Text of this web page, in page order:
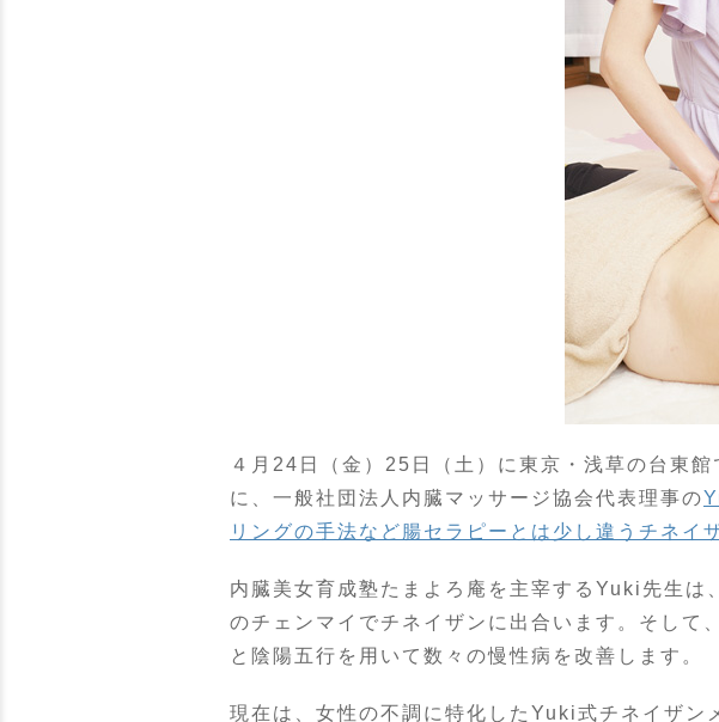
４月24日（金）25日（土）に東京・浅草の台東
に、一般社団法人内臓マッサージ協会代表理事の
リングの手法など腸セラピーとは少し違うチネイ
内臓美女育成塾たまよろ庵を主宰するYuki先生は
のチェンマイでチネイザンに出合います。そして
と陰陽五行を用いて数々の慢性病を改善します。
現在は、女性の不調に特化したYuki式チネイザン